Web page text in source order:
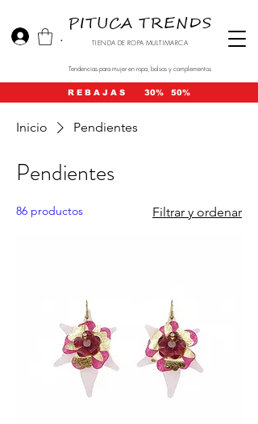
.
PITUCA TRENDS
TIENDA DE ROPA MULTIMARCA
Tendencias para mujer en ropa, bolsos y complementos
R E B A J A S 30% 50%
Inicio Pendientes
Pendientes
86 productos Filtrar y ordenar